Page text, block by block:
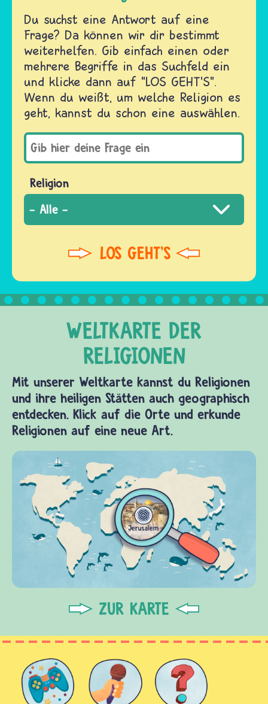
Du suchst eine Antwort auf eine
Frage? Da können wir dir bestimmt
weiterhelfen. Gib einfach einen oder
mehrere Begriffe in das Suchfeld ein
und klicke dann auf "LOS GEHT'S".
Wenn du weißt, um welche Religion es
geht, kannst du schon eine auswählen.
Religion
Mit unserer Weltkarte kannst du Religionen
und ihre heiligen Stätten auch geographisch
entdecken. Klick auf die Orte und erkunde
Religionen auf eine neue Art.
ZUR KARTE